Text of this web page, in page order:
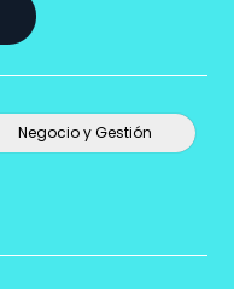
Negocio y Gestión